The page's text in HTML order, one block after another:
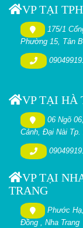
VP TẠI
175/1
Phường 15, Tân
VP TẠI HÀ
06 Ngõ
Cảnh, Đại Nài Tp.
VP TẠI
TRANG
Phước
Đồng , Nha Trang